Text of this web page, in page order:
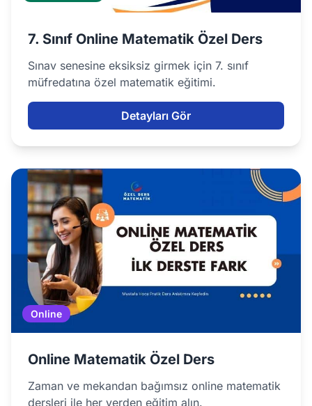
7. Sınıf Online Matematik Özel Ders
Sınav senesine eksiksiz girmek için 7. sınıf
müfredatına özel matematik eğitimi.
Detayları Gör
Online
Online Matematik Özel Ders
Zaman ve mekandan bağımsız online matematik
dersleri ile her yerden eğitim alın.